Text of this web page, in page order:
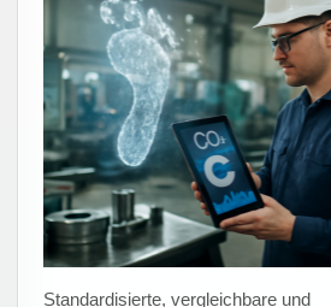
unterschiedlichen Innovationsbedarf.